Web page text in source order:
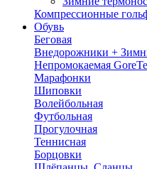
Компрессионные
Обувь
Беговая
Внедорожники +
Непромокаемая
Марафонки
Шиповки
Волейбольная
Футбольная
Прогулочная
Теннисная
Борцовки